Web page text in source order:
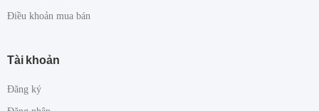
Điều khoản mua bán
Tài khoản
Đăng ký